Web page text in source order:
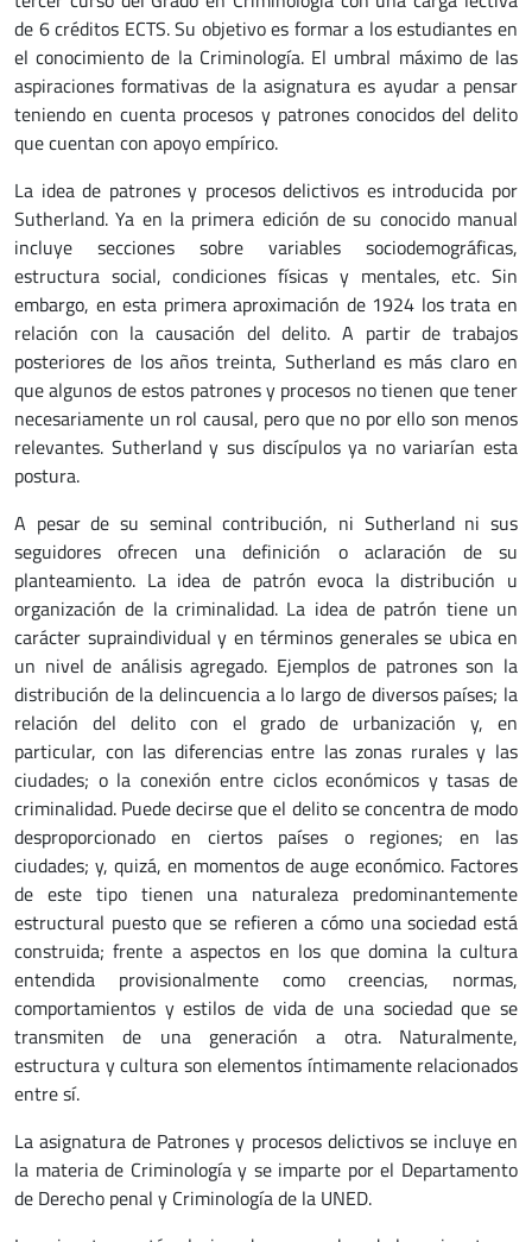
de 6 créditos ECTS. Su objetivo es formar a los estudiantes en
el conocimiento de la Criminología. El umbral máximo de las
aspiraciones formativas de la asignatura es ayudar a pensar
teniendo en cuenta procesos y patrones conocidos del delito
que cuentan con apoyo empírico.
La idea de patrones y procesos delictivos es introducida por
Sutherland. Ya en la primera edición de su conocido manual
incluye secciones sobre variables sociodemográficas,
estructura social, condiciones físicas y mentales, etc. Sin
embargo, en esta primera aproximación de 1924 los trata en
relación con la causación del delito. A partir de trabajos
posteriores de los años treinta, Sutherland es más claro en
que algunos de estos patrones y procesos no tienen que tener
necesariamente un rol causal, pero que no por ello son menos
relevantes. Sutherland y sus discípulos ya no variarían esta
postura.
A pesar de su seminal contribución, ni Sutherland ni sus
seguidores ofrecen una definición o aclaración de su
planteamiento. La idea de patrón evoca la distribución u
organización de la criminalidad. La idea de patrón tiene un
carácter supraindividual y en términos generales se ubica en
un nivel de análisis agregado. Ejemplos de patrones son la
distribución de la delincuencia a lo largo de diversos países; la
relación del delito con el grado de urbanización y, en
particular, con las diferencias entre las zonas rurales y las
ciudades; o la conexión entre ciclos económicos y tasas de
criminalidad. Puede decirse que el delito se concentra de modo
desproporcionado en ciertos países o regiones; en las
ciudades; y, quizá, en momentos de auge económico. Factores
de este tipo tienen una naturaleza predominantemente
estructural puesto que se refieren a cómo una sociedad está
construida; frente a aspectos en los que domina la cultura
entendida provisionalmente como creencias, normas,
comportamientos y estilos de vida de una sociedad que se
transmiten de una generación a otra. Naturalmente,
estructura y cultura son elementos íntimamente relacionados
entre sí.
La asignatura de Patrones y procesos delictivos se incluye en
la materia de Criminología y se imparte por el Departamento
de Derecho penal y Criminología de la UNED.